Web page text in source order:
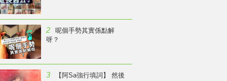
2
呢個手勢其實係點解
呀？
3
【阿Sa強行填詞】 然後